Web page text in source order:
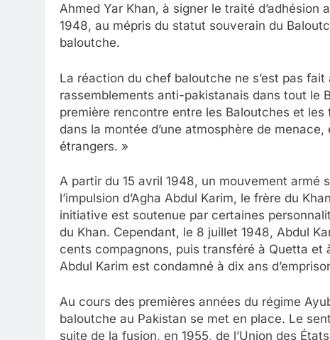
Ahmed Yar Khan, à signer le traité d’adhésion
1948, au mépris du statut souverain du
baloutche.
La réaction du chef baloutche ne s’est pas
rassemblements anti-pakistanais dans tout le
première rencontre entre les Baloutches et
dans la montée d’une atmosphère de
étrangers. »
A partir du 15 avril 1948, un mouvement armé
l’impulsion d’Agha Abdul Karim, le frère du
initiative est soutenue par certaines
du Khan. Cependant, le 8 juillet 1948, Abdul
cents compagnons, puis transféré à Quetta
Abdul Karim est condamné à dix ans
Au cours des premières années du régime
baloutche au Pakistan se met en place. Le
suite de la fusion, en 1955, de l’Union des